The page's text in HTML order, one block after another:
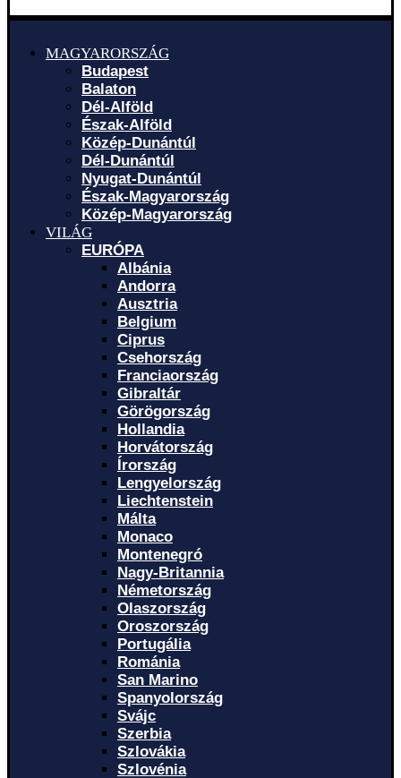
MAGYARORSZÁG
Budapest
Balaton
Dél-Alföld
Észak-Alföld
Közép-Dunántúl
Dél-Dunántúl
Nyugat-Dunántúl
Észak-Magyarország
Közép-Magyarország
VILÁG
EURÓPA
Albánia
Andorra
Ausztria
Belgium
Ciprus
Csehország
Franciaország
Gibraltár
Görögország
Hollandia
Horvátország
Írország
Lengyelország
Liechtenstein
Málta
Monaco
Montenegró
Nagy-Britannia
Németország
Olaszország
Oroszország
Portugália
Románia
San Marino
Spanyolország
Svájc
Szerbia
Szlovákia
Szlovénia